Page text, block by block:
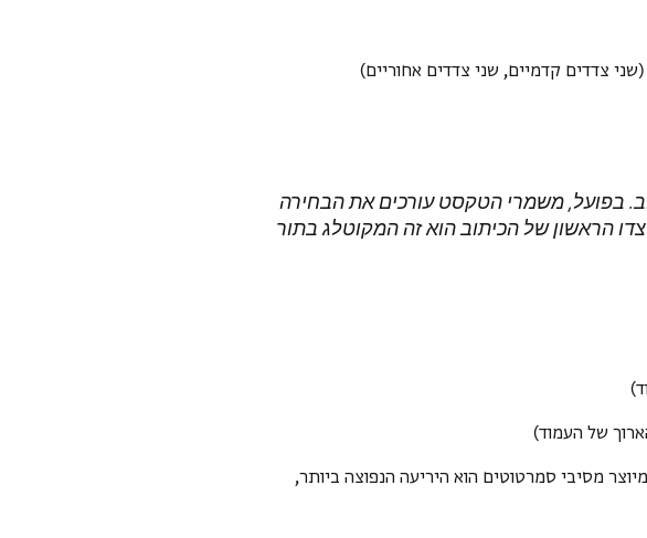
צדדים קדמיים, שני צדדים אחוריים)
בפועל, משמרי הטקסט עורכים את הבחירה
הראשון של הכיתוב הוא זה המקוטלג בתור
של העמוד)
מסיבי סמרטוטים הוא היריעה הנפוצה ביותר,